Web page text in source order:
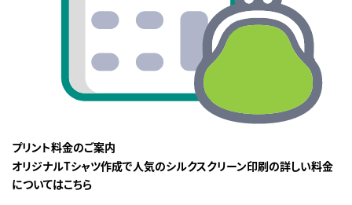
プリント料金のご案内
オリジナルTシャツ作成で人気のシルクスクリーン印刷の詳しい料金
についてはこちら